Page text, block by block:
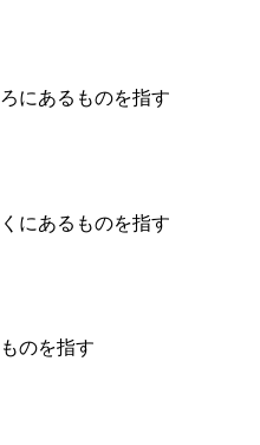
にあるものを指す
にあるものを指す
のを指す